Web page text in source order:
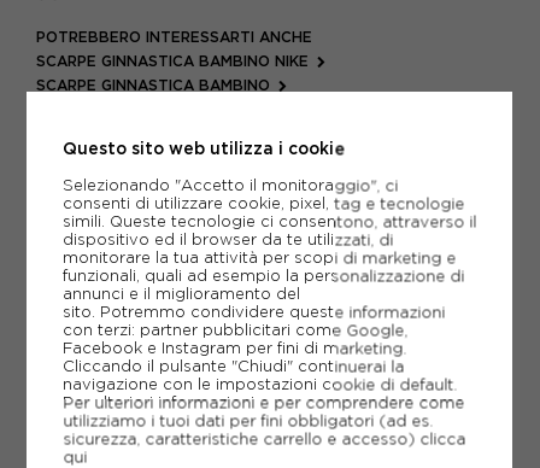
POTREBBERO INTERESSARTI ANCHE
SCARPE GINNASTICA BAMBINO NIKE
SCARPE GINNASTICA BAMBINO
METODI DI PAGAMENTO
PIÙ INFORMAZIONI
SCHEDA TECNICA
GUIDA ALLE TAGLIE
DOMANDE FREQUENTI
Come ordinare la taglia giusta?
Questo sito web utilizza i cookie
Selezionando "Accetto il monitoraggio", ci
consenti di utilizzare cookie, pixel, tag e tecnologie
simili. Queste tecnologie ci consentono, attraverso il
dispositivo ed il browser da te utilizzati, di
monitorare la tua attività per scopi di marketing e
funzionali, quali ad esempio la personalizzazione di
annunci e il miglioramento del
sito. Potremmo condividere queste informazioni
con terzi: partner pubblicitari come Google,
Facebook e Instagram per fini di marketing.
Cliccando il pulsante "Chiudi" continuerai la
navigazione con le impostazioni cookie di default.
Per ulteriori informazioni e per comprendere come
utilizziamo i tuoi dati per fini obbligatori (ad es.
sicurezza, caratteristiche carrello e accesso) clicca
qui